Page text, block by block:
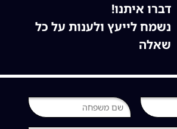
דברו איתנו!
נשמח לייעץ ולענות על כל
שאלה